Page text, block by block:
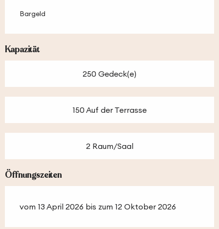
Bargeld
Kapazität
250 Gedeck(e)
150 Auf der Terrasse
2 Raum/Saal
Öffnungszeiten
vom 13 April 2026 bis zum 12 Oktober 2026